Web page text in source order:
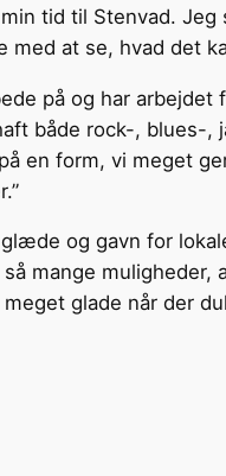
tid til Stenvad. Jeg
at se, hvad det
på og har arbejdet
både rock-, blues-,
en form, vi meget
og gavn for
mange muligheder,
glade når der